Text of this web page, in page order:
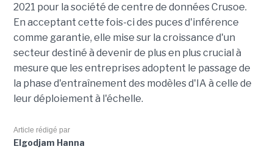
2021 pour la société de centre de données Crusoe.
En acceptant cette fois-ci des puces d'inférence
comme garantie, elle mise sur la croissance d'un
secteur destiné à devenir de plus en plus crucial à
mesure que les entreprises adoptent le passage de
la phase d'entraînement des modèles d'IA à celle de
leur déploiement à l'échelle.
Article rédigé par
Elgodjam Hanna